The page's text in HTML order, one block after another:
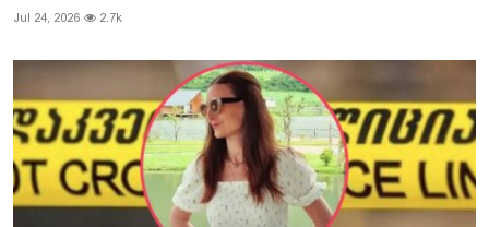
Jul 24, 2026 2.7k